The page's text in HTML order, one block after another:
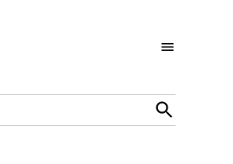
Open
Search